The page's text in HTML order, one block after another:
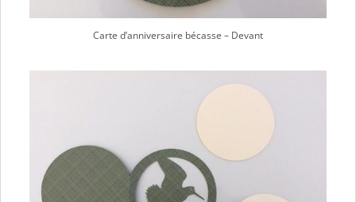
Carte d’anniversaire bécasse – Devant